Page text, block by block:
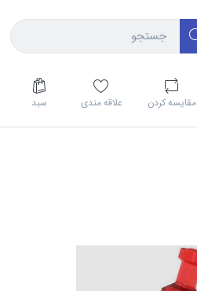
مقايسه كردن علاقه مندی سبد